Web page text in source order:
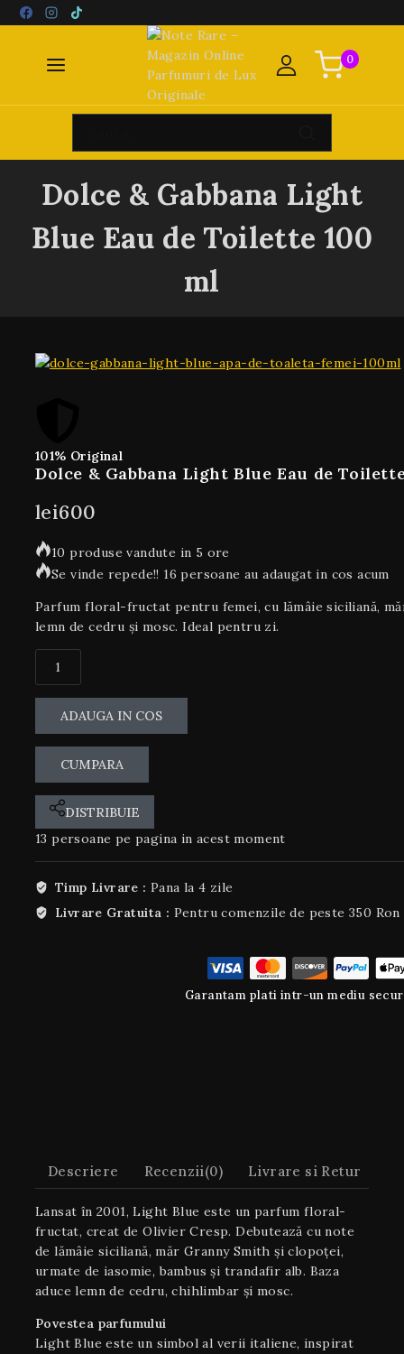
0
Dolce & Gabbana Light
Blue Eau de Toilette 100
ml
101% Original
Dolce & Gabbana Light Blue Eau de
lei600
10 produse vandute in 5 ore
Se vinde repede!! 16 persoane au adaugat in cos acum
Parfum floral-fructat pentru femei, cu lămâie siciliană,
lemn de cedru și mosc. Ideal pentru zi.
ADAUGA IN COS
CUMPARA
DISTRIBUIE
13 persoane pe pagina in acest moment
Timp Livrare : Pana la 4 zile
Livrare Gratuita : Pentru comenzile de peste 350 Ron
Garantam plati intr-un mediu
Descriere Recenzii(0) Livrare si Retur
Lansat în 2001, Light Blue este un parfum floral-
fructat, creat de Olivier Cresp. Debutează cu note
de lămâie siciliană, măr Granny Smith și clopoței,
urmate de iasomie, bambus și trandafir alb. Baza
aduce lemn de cedru, chihlimbar și mosc.
Povestea parfumului
Light Blue este un simbol al verii italiene, inspirat